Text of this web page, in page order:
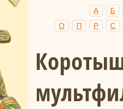
А
Б
О
П Р С